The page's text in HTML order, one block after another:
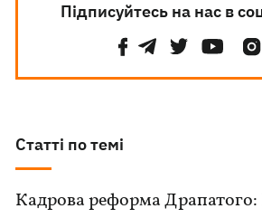
Підписуйтесь на нас в
Статті по темі
Кадрова реформа Драпатого: